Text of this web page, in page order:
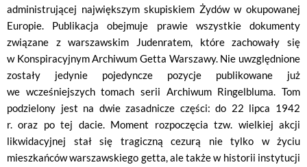
administrującej największym skupiskiem Żydów w okupowanej
Europie. Publikacja obejmuje prawie wszystkie dokumenty
związane z warszawskim Judenratem, które zachowały się
w Konspiracyjnym Archiwum Getta Warszawy. Nie uwzględnione
zostały jedynie pojedyncze pozycje publikowane już
we wcześniejszych tomach serii Archiwum Ringelbluma. Tom
podzielony jest na dwie zasadnicze części: do 22 lipca 1942
r. oraz po tej dacie. Moment rozpoczęcia tzw. wielkiej akcji
likwidacyjnej stał się tragiczną cezurą nie tylko w życiu
mieszkańców warszawskiego getta, ale także w historii instytucji